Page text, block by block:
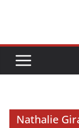
Nathalie